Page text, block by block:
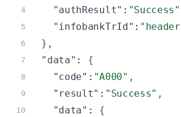
4 "authResult" : "Success"
5 "infobankTrId" :
6 } ,
7 "data" : {
8 "code" : "A000" ,
9 "result" : "Success" ,
10 "data" : {